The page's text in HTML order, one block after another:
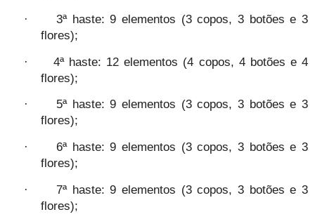
·
3ª haste: 9 elementos (3 copos, 3 botões e 3
flores);
·
4ª haste: 12 elementos (4 copos, 4 botões e 4
flores);
·
5ª haste: 9 elementos (3 copos, 3 botões e 3
flores);
·
6ª haste: 9 elementos (3 copos, 3 botões e 3
flores);
·
7ª haste: 9 elementos (3 copos, 3 botões e 3
flores);